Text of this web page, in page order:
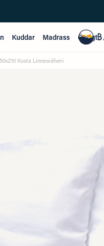
Kuddar Madrass Övrigt
Kosta Linnewäfveri